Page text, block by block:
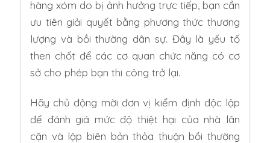
hàng xóm do bị ảnh hưởng trực tiếp, bạn cần
ưu tiên giải quyết bằng phương thức thương
lượng và bồi thường dân sự. Đây là yếu tố
then chốt để các cơ quan chức năng có cơ
sở cho phép bạn thi công trở lại.
Hãy chủ động mời đơn vị kiểm định độc lập
để đánh giá mức độ thiệt hại của nhà lân
cận và lập biên bản thỏa thuận bồi thường